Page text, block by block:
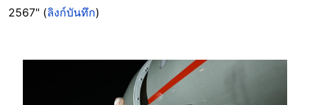
2567" (ลิงก์บันทึก)